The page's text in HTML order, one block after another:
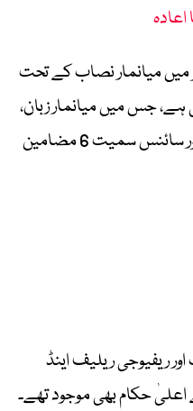
میں میانمار نصاب کے تحت
ہے، جس میں میانمار زبان،
انگریزی، ریاضی، جغرافیہ، تاریخ اور سائنس سمیت 6 مضامین
ریفیوجی ریلیف اینڈ
حکام بھی موجود تھے۔